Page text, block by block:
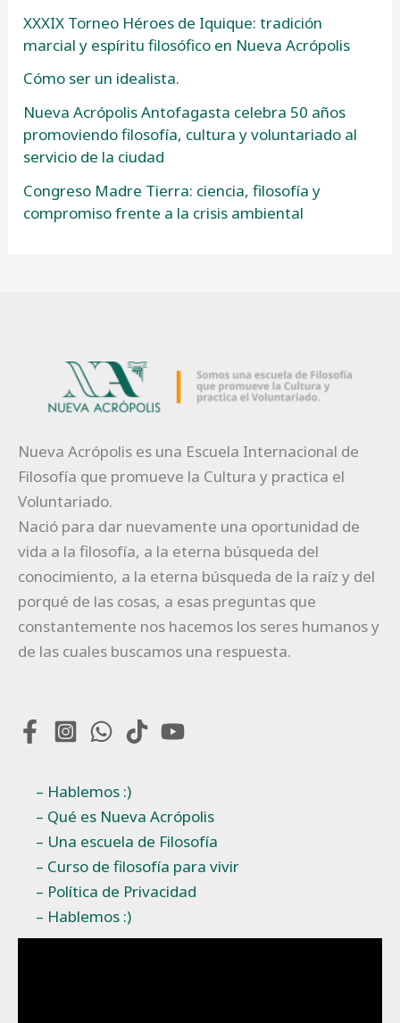
XXXIX Torneo Héroes de Iquique: tradición
marcial y espíritu filosófico en Nueva Acrópolis
Cómo ser un idealista.
Nueva Acrópolis Antofagasta celebra 50 años
promoviendo filosofía, cultura y voluntariado al
servicio de la ciudad
Congreso Madre Tierra: ciencia, filosofía y
compromiso frente a la crisis ambiental
Nueva Acrópolis es una Escuela Internacional de
Filosofía que promueve la Cultura y practica el
Voluntariado.
Nació para dar nuevamente una oportunidad de
vida a la filosofía, a la eterna búsqueda del
conocimiento, a la eterna búsqueda de la raíz y del
porqué de las cosas, a esas preguntas que
constantemente nos hacemos los seres humanos y
de las cuales buscamos una respuesta.
– Hablemos :)
– Qué es Nueva Acrópolis
– Una escuela de Filosofía
– Curso de filosofía para vivir
– Política de Privacidad
– Hablemos :)